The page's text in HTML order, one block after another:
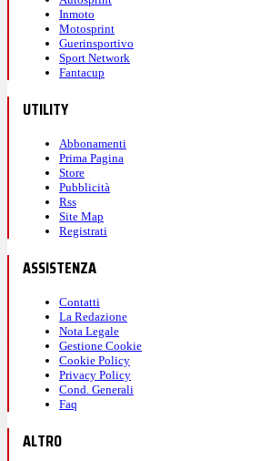
Inmoto
Motosprint
Guerinsportivo
Sport Network
Fantacup
UTILITY
Abbonamenti
Prima Pagina
Store
Pubblicità
Rss
Site Map
Registrati
ASSISTENZA
Contatti
La Redazione
Nota Legale
Gestione Cookie
Cookie Policy
Privacy Policy
Cond. Generali
Faq
ALTRO